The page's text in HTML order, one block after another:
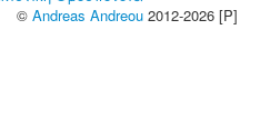
© Andreas Andreou 2012-2026 [P]